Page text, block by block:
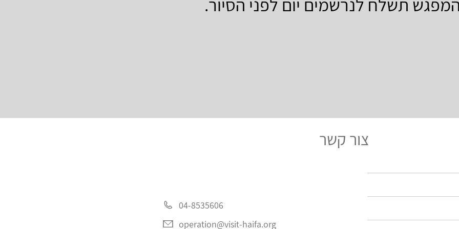
צור קשר
04-8535606
operation@visit-haifa.org